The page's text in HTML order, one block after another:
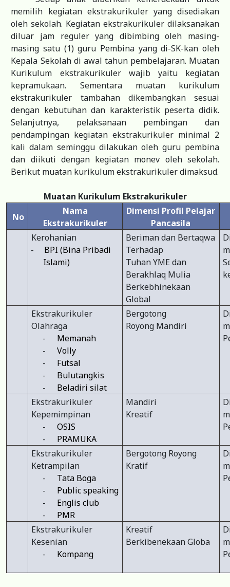
memilih kegiatan ekstrakurikuler yang disediakan
oleh sekolah. Kegiatan ekstrakurikuler dilaksanakan
diluar jam reguler yang dibimbing oleh masing-
masing satu (1) guru Pembina yang di-SK-kan oleh
Kepala Sekolah di awal tahun pembelajaran. Muatan
Kurikulum ekstrakurikuler wajib yaitu kegiatan
kepramukaan. Sementara muatan kurikulum
ekstrakurikuler tambahan dikembangkan sesuai
dengan kebutuhan dan karakteristik peserta didik.
Selanjutnya, pelaksanaan pembingan dan
pendampingan kegiatan ekstrakurikuler minimal 2
kali dalam seminggu dilakukan oleh guru pembina
dan diikuti dengan kegiatan monev oleh sekolah.
Berikut muatan kurikulum ekstrakurikuler dimaksud.
Muatan Kurikulum Ekstrakurikuler
No
Nama
Ekstrakurikuler
Dimensi Profil Pelajar
Pancasila
Kerohanian
-
BPI (Bina Pribadi
Islami)
Beriman dan Bertaqwa
Terhadap
Tuhan YME dan
Berakhlaq Mulia
Berkebhinekaan
Global
Ekstrakurikuler
Olahraga
-
Memanah
-
Volly
-
Futsal
-
Bulutangkis
-
Beladiri silat
Bergotong
Royong Mandiri
Ekstrakurikuler
Kepemimpinan
-
OSIS
-
PRAMUKA
Mandiri
Kreatif
Ekstrakurikuler
Ketrampilan
-
Tata Boga
-
Public speaking
-
Englis club
-
PMR
Bergotong Royong
Kratif
Ekstrakurikuler
Kesenian
-
Kompang
Kreatif
Berkibenekaan Globa